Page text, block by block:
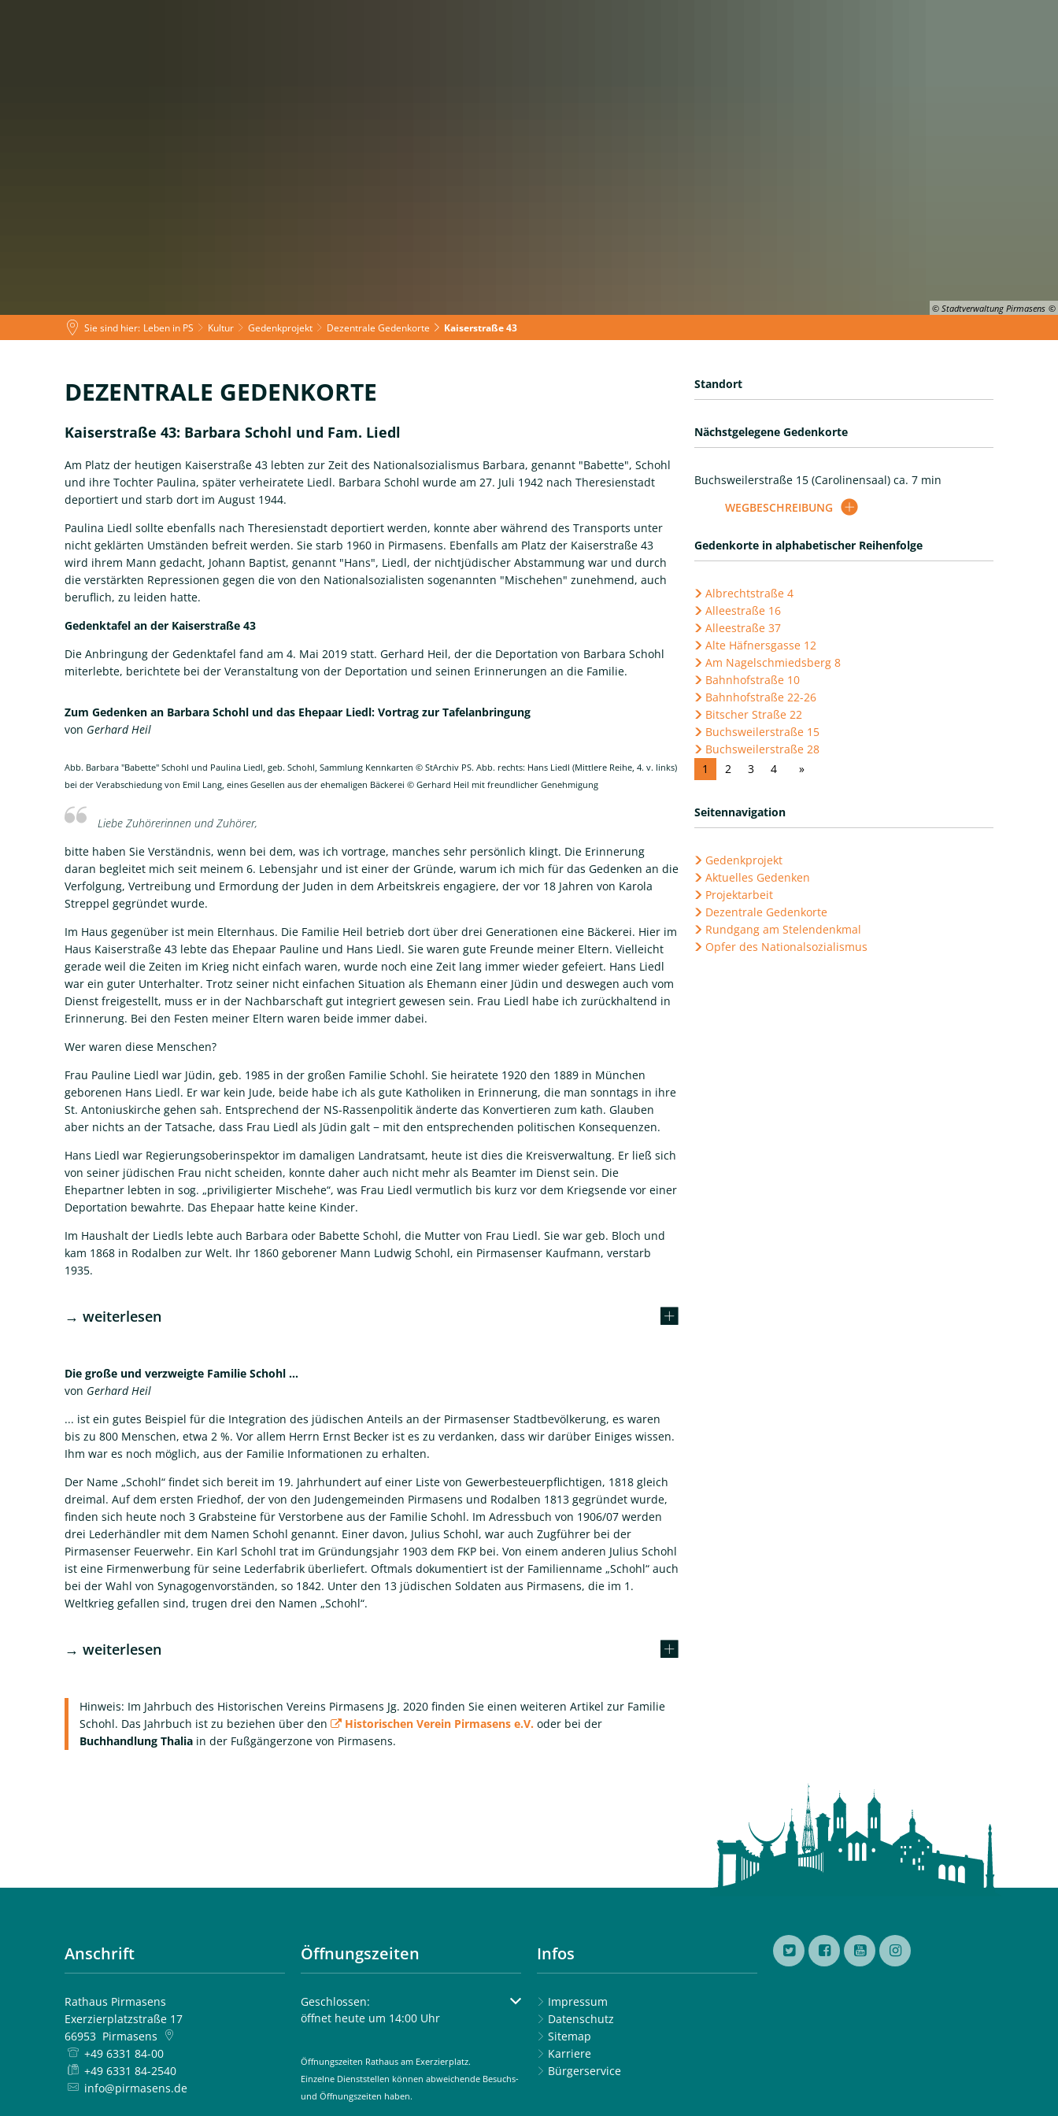
© Stadtverwaltung Pirmasens
Sie sind hier: Leben in PS Kultur Gedenkprojekt Dezentrale Gedenkorte Kaiserstraße 43
Kaiserstraße
DEZENTRALE GEDENKORTE
Kaiserstraße 43: Barbara Schohl und Fam. Liedl
Am Platz der heutigen Kaiserstraße 43 lebten zur Zeit des Nationalsozialismus Barbara, genannt "Babette", Schohl
und ihre Tochter Paulina, später verheiratete Liedl. Barbara Schohl wurde am 27. Juli 1942 nach Theresienstadt
deportiert und starb dort im August 1944.
Paulina Liedl sollte ebenfalls nach Theresienstadt deportiert werden, konnte aber während des Transports unter
nicht geklärten Umständen befreit werden. Sie starb 1960 in Pirmasens. Ebenfalls am Platz der Kaiserstraße 43
wird ihrem Mann gedacht, Johann Baptist, genannt "Hans", Liedl, der nichtjüdischer Abstammung war und durch
die verstärkten Repressionen gegen die von den Nationalsozialisten sogenannten "Mischehen" zunehmend, auch
beruflich, zu leiden hatte.
Gedenktafel an der Kaiserstraße 43
Die Anbringung der Gedenktafel fand am 4. Mai 2019 statt. Gerhard Heil, der die Deportation von Barbara Schohl
miterlebte, berichtete bei der Veranstaltung von der Deportation und seinen Erinnerungen an die Familie.
Zum Gedenken an Barbara Schohl und das Ehepaar Liedl: Vortrag zur Tafelanbringung
von Gerhard Heil
Abb. Barbara "Babette" Schohl und Paulina Liedl, geb. Schohl, Sammlung Kennkarten © StArchiv PS. Abb. rechts: Hans Liedl (Mittlere Reihe, 4. v. links)
bei der Verabschiedung von Emil Lang, eines Gesellen aus der ehemaligen Bäckerei © Gerhard Heil mit freundlicher Genehmigung
Liebe Zuhörerinnen und Zuhörer,
bitte haben Sie Verständnis, wenn bei dem, was ich vortrage, manches sehr persönlich klingt. Die Erinnerung
daran begleitet mich seit meinem 6. Lebensjahr und ist einer der Gründe, warum ich mich für das Gedenken an die
Verfolgung, Vertreibung und Ermordung der Juden in dem Arbeitskreis engagiere, der vor 18 Jahren von Karola
Streppel gegründet wurde.
Im Haus gegenüber ist mein Elternhaus. Die Familie Heil betrieb dort über drei Generationen eine Bäckerei. Hier im
Haus Kaiserstraße 43 lebte das Ehepaar Pauline und Hans Liedl. Sie waren gute Freunde meiner Eltern. Vielleicht
gerade weil die Zeiten im Krieg nicht einfach waren, wurde noch eine Zeit lang immer wieder gefeiert. Hans Liedl
war ein guter Unterhalter. Trotz seiner nicht einfachen Situation als Ehemann einer Jüdin und deswegen auch vom
Dienst freigestellt, muss er in der Nachbarschaft gut integriert gewesen sein. Frau Liedl habe ich zurückhaltend in
Erinnerung. Bei den Festen meiner Eltern waren beide immer dabei.
Wer waren diese Menschen?
Frau Pauline Liedl war Jüdin, geb. 1985 in der großen Familie Schohl. Sie heiratete 1920 den 1889 in München
geborenen Hans Liedl. Er war kein Jude, beide habe ich als gute Katholiken in Erinnerung, die man sonntags in ihre
St. Antoniuskirche gehen sah. Entsprechend der NS-Rassenpolitik änderte das Konvertieren zum kath. Glauben
aber nichts an der Tatsache, dass Frau Liedl als Jüdin galt − mit den entsprechenden politischen Konsequenzen.
Hans Liedl war Regierungsoberinspektor im damaligen Landratsamt, heute ist dies die Kreisverwaltung. Er ließ sich
von seiner jüdischen Frau nicht scheiden, konnte daher auch nicht mehr als Beamter im Dienst sein. Die
Ehepartner lebten in sog. „priviligierter Mischehe“, was Frau Liedl vermutlich bis kurz vor dem Kriegsende vor einer
Deportation bewahrte. Das Ehepaar hatte keine Kinder.
Im Haushalt der Liedls lebte auch Barbara oder Babette Schohl, die Mutter von Frau Liedl. Sie war geb. Bloch und
kam 1868 in Rodalben zur Welt. Ihr 1860 geborener Mann Ludwig Schohl, ein Pirmasenser Kaufmann, verstarb
1935.
→ weiterlesen
Die große und verzweigte Familie Schohl ...
von Gerhard Heil
... ist ein gutes Beispiel für die Integration des jüdischen Anteils an der Pirmasenser Stadtbevölkerung, es waren
bis zu 800 Menschen, etwa 2 %. Vor allem Herrn Ernst Becker ist es zu verdanken, dass wir darüber Einiges wissen.
Ihm war es noch möglich, aus der Familie Informationen zu erhalten.
Der Name „Schohl“ findet sich bereit im 19. Jahrhundert auf einer Liste von Gewerbesteuerpflichtigen, 1818 gleich
dreimal. Auf dem ersten Friedhof, der von den Judengemeinden Pirmasens und Rodalben 1813 gegründet wurde,
finden sich heute noch 3 Grabsteine für Verstorbene aus der Familie Schohl. Im Adressbuch von 1906/07 werden
drei Lederhändler mit dem Namen Schohl genannt. Einer davon, Julius Schohl, war auch Zugführer bei der
Pirmasenser Feuerwehr. Ein Karl Schohl trat im Gründungsjahr 1903 dem FKP bei. Von einem anderen Julius Schohl
ist eine Firmenwerbung für seine Lederfabrik überliefert. Oftmals dokumentiert ist der Familienname „Schohl“ auch
bei der Wahl von Synagogenvorständen, so 1842. Unter den 13 jüdischen Soldaten aus Pirmasens, die im 1.
Weltkrieg gefallen sind, trugen drei den Namen „Schohl“.
→ weiterlesen
Hinweis: Im Jahrbuch des Historischen Vereins Pirmasens Jg. 2020 finden Sie einen weiteren Artikel zur Familie
Schohl. Das Jahrbuch ist zu beziehen über den
Historischen Verein Pirmasens e.V.oder bei der
Buchhandlung Thalia in der Fußgängerzone von Pirmasens.
Standort
Nächstgelegene Gedenkorte
Buchsweilerstraße 15 (Carolinensaal) ca. 7 min
WEGBESCHREIBUNG
Gedenkorte in alphabetischer Reihenfolge
Albrechtstraße 4
Alleestraße 16
Alleestraße 37
Alte Häfnersgasse 12
Am Nagelschmiedsberg 8
Bahnhofstraße 10
Bahnhofstraße 22-26
Bitscher Straße 22
Buchsweilerstraße 15
Buchsweilerstraße 28
1
2 3 4
Seitennavigation
Gedenkprojekt
Aktuelles Gedenken
Projektarbeit
Dezentrale Gedenkorte
Rundgang am Stelendenkmal
Opfer des Nationalsozialismus
Anschrift
Rathaus Pirmasens
Exerzierplatzstraße 17
66953 Pirmasens
+49 6331 84-00
+49 6331 84-2540
info@pirmasens.de
Öffnungszeiten
Klicken, um weitere Öffnungs- oder Schließzeiten auszublenden
Geschlossen:
öffnet heute um 14:00 Uhr
Öffnungszeiten Rathaus am Exerzierplatz.
Einzelne Dienststellen können abweichende Besuchs-
und Öffnungszeiten haben.
Infos
Impressum
Datenschutz
Sitemap
Karriere
Bürgerservice